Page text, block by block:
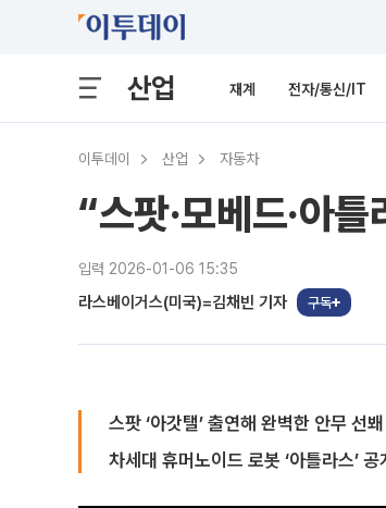
산업 재계 전자/통신/IT
이투데이 산업 자동차
“스팟·모베드·아
입력 2026-01-06 15:35
라스베이거스(미국)=김채빈 기자 구독
스팟 ‘아갓탤’ 출연해 완벽한 안무 선봬
차세대 휴머노이드 로봇 ‘아틀라스’ 공